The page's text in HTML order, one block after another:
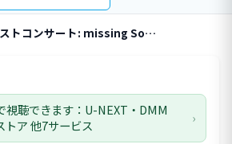
ゴーストコンサート: missing Songs
視聴できます：U-NEXT・DMM
トア 他7サービス
›